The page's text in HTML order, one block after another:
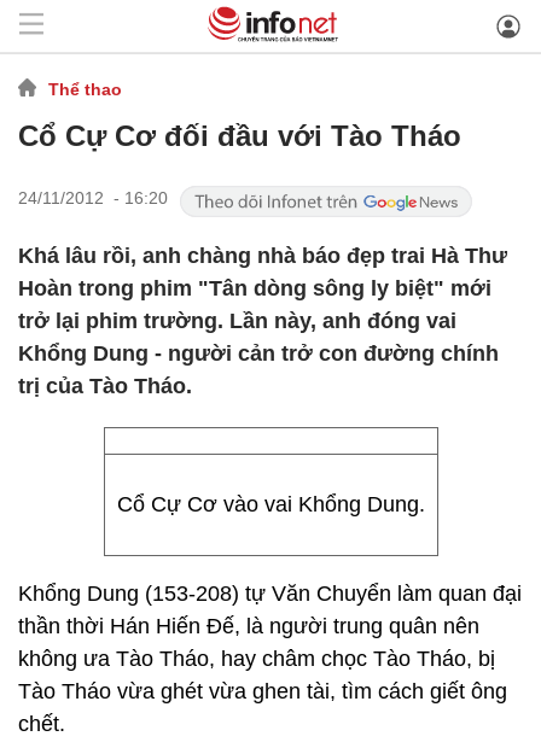
Thể thao
Cổ Cự Cơ đối đầu với Tào Tháo
24/11/2012 - 16:20
Khá lâu rồi, anh chàng nhà báo đẹp trai Hà Thư
Hoàn trong phim "Tân dòng sông ly biệt" mới
trở lại phim trường. Lần này, anh đóng vai
Khổng Dung - người cản trở con đường chính
trị của Tào Tháo.
Cổ Cự Cơ vào vai Khổng Dung.
Khổng Dung (153-208) tự Văn Chuyển làm quan đại
thần thời Hán Hiến Đế, là người trung quân nên
không ưa Tào Tháo, hay châm chọc Tào Tháo, bị
Tào Tháo vừa ghét vừa ghen tài, tìm cách giết ông
chết.